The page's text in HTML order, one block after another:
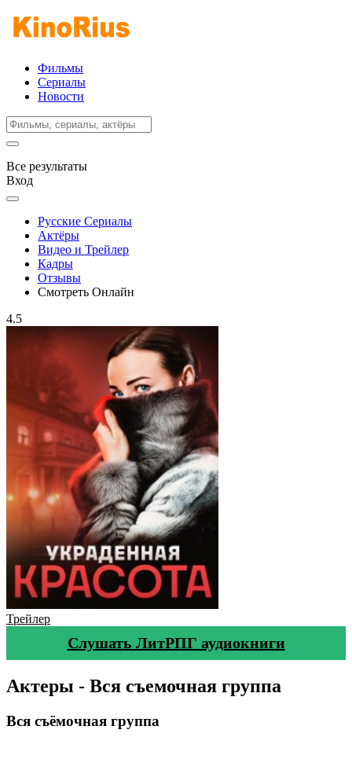
Фильмы
Сериалы
Новости
Все результаты
Вход
Русские Сериалы
Актёры
Видео и Трейлер
Кадры
Отзывы
Смотреть Онлайн
4.5
Трейлер
Слушать ЛитРПГ аудиокниги
Актеры - Вся съемочная группа
Вся съёмочная группа